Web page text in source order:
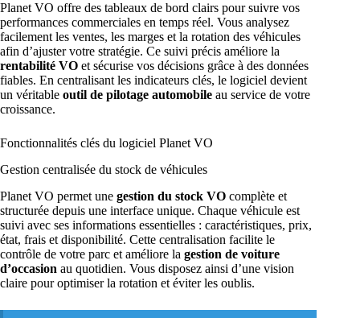
Planet VO offre des tableaux de bord clairs pour suivre vos
performances commerciales en temps réel. Vous analysez
facilement les ventes, les marges et la rotation des véhicules
afin d’ajuster votre stratégie. Ce suivi précis améliore la
rentabilité VO et sécurise vos décisions grâce à des données
fiables. En centralisant les indicateurs clés, le logiciel devient
un véritable outil de pilotage automobile au service de votre
croissance.
Fonctionnalités clés du logiciel Planet VO
Gestion centralisée du stock de véhicules
Planet VO permet une gestion du stock VO complète et
structurée depuis une interface unique. Chaque véhicule est
suivi avec ses informations essentielles : caractéristiques, prix,
état, frais et disponibilité. Cette centralisation facilite le
contrôle de votre parc et améliore la gestion de voiture
d’occasion au quotidien. Vous disposez ainsi d’une vision
claire pour optimiser la rotation et éviter les oublis.